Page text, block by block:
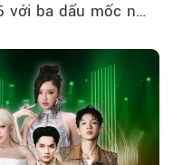
với ba dấu mốc nổi